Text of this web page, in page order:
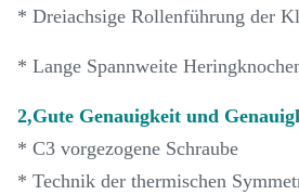
* Dreiachsige Rollenführung der
* Lange Spannweite
2,Gute Genauigkeit und
* C3 vorgezogene Schraube
* Technik der thermischen